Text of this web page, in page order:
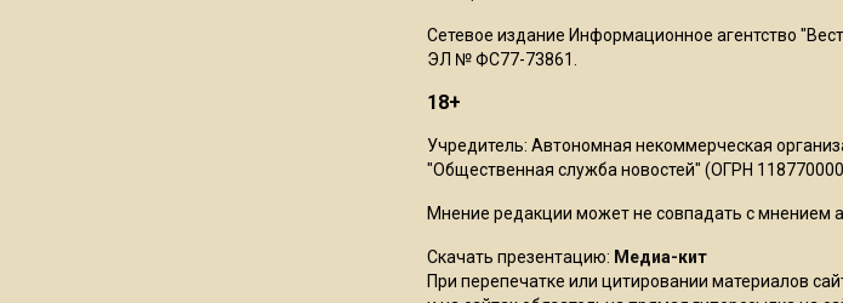
Сетевое издание Информационное агентство
ЭЛ № ФС77-73861.
18+
Учредитель: Автономная некоммерческая
"Общественная служба новостей" (ОГРН
Мнение редакции может не совпадать с мнением
Скачать презентацию: Медиа-кит
При перепечатке или цитировании материалов